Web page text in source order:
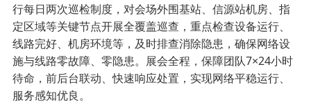
行每日两次巡检制度，对会场外围基站、信源站机房、指
定区域等关键节点开展全覆盖巡查，重点检查设备运行、
线路完好、机房环境等，及时排查消除隐患，确保网络设
施与线路零故障、零隐患。展会全程，保障团队7×24小时
待命，前后台联动、快速响应处置，实现网络平稳运行、
服务感知优良。